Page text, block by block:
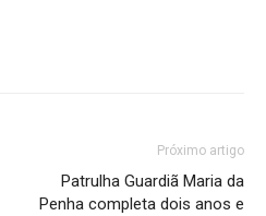
Próximo artigo
Patrulha Guardiã Maria da
Penha completa dois anos e